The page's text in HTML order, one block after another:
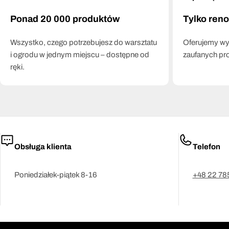
Ponad 20 000 produktów
Wszystko, czego potrzebujesz do warsztatu
i ogrodu w jednym miejscu – dostępne od
ręki.
Tylko
Oferujemy
zaufanych
Obsługa klienta
Poniedziałek-piątek 8-16
Telefon
+48 22